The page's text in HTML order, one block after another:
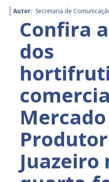
Autor: Secretaria de
Confira
dos
Juazeiro